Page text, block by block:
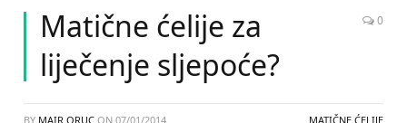
Matične ćelije za
liječenje sljepoće?
0
BY MAIR ORUC ON 07/01/2014 MATIČNE ĆELIJE